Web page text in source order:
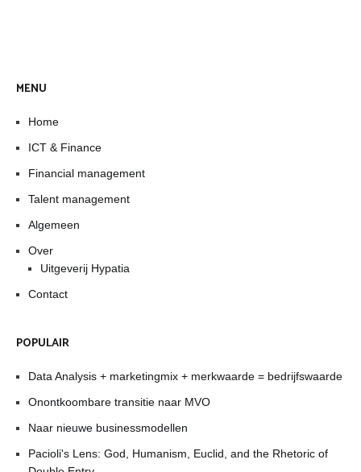
MENU
Home
ICT & Finance
Financial management
Talent management
Algemeen
Over
Uitgeverij Hypatia
Contact
POPULAIR
Data Analysis + marketingmix + merkwaarde = bedrijfswaarde
Onontkoombare transitie naar MVO
Naar nieuwe businessmodellen
Pacioli's Lens: God, Humanism, Euclid, and the Rhetoric of